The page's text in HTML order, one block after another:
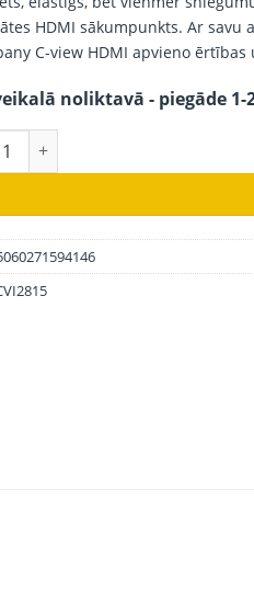
HDMI sākumpunkts. Ar
C-view HDMI apvieno
noliktavā - piegāde
HDMI kabelis C-view, 3 m